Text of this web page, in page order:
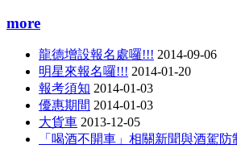
more
龍德增設報名處囉!!! 2014-09-06
明星來報名囉!!! 2014-01-20
報考須知 2014-01-03
優惠期間 2014-01-03
大貨車 2013-12-05
「喝酒不開車」相關新聞與酒駕防